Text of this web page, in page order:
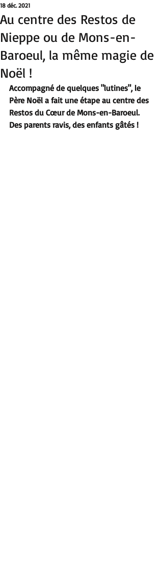
Au centre des Restos de
Nieppe ou de Mons-en-
Baroeul, la même magie de
Noël !
18 déc. 2021
Accompagné de quelques "lutines", le
Père Noël a fait une étape au centre des
Restos du Cœur de Mons-en-Baroeul.
Des parents ravis, des enfants gâtés !